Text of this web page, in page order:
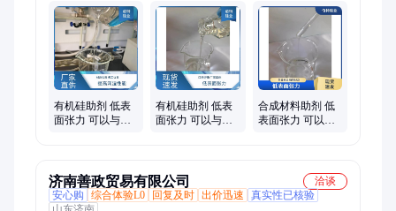
低粘度甲基硅油
有机硅助剂 低表
面张力 可以与其
有机硅助剂 低表
面张力 可以与其
合成材料助剂 低
表面张力 可以与
济南善政贸易有限公司
洽谈
安心购
综合体验L0 回复及时 出价迅速
真实性已核验